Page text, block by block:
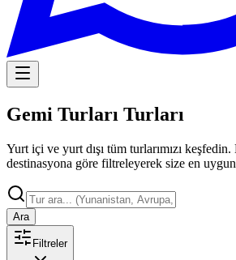
Gemi Turları Turları
Yurt içi ve yurt dışı tüm turlarımızı
destinasyona göre filtreleyerek size en
Ara
Filtreler